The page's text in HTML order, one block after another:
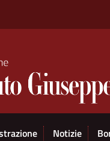
Notizie